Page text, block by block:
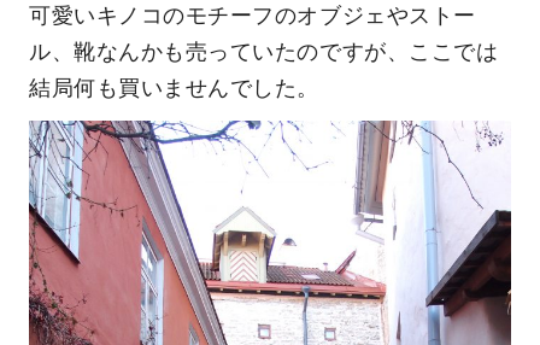
可愛いキノコのモチーフのオブジェやストー
ル、靴なんかも売っていたのですが、ここでは
結局何も買いませんでした。